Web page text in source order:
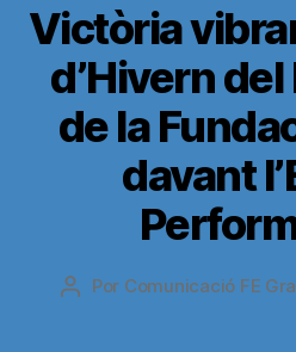
Victòria
d’Hivern
de la
davant
Autor
Por Comunicació FE